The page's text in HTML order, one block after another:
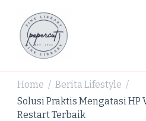
Kreatif
Ikuti cerita gaya
Home / Berita Lifestyle /
Solusi Praktis Mengatasi HP
Restart Terbaik